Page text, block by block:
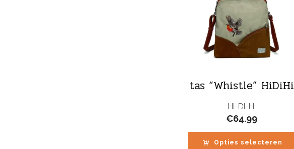
tas “Whistle” HiDiHi
HI-DI-HI
€64.99
Opties selecteren